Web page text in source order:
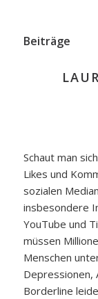
Beiträge
Schaut man
Likes und
sozialen
insbesondere
YouTube und
müssen
Menschen
Depressionen,
Borderline